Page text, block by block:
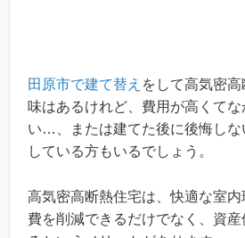
田原市で建て替え をして高気密
味はあるけれど、費用が高くて
い…、または建てた後に後悔しな
している方もいるでしょう。
高気密高断熱住宅は、快適な室
費を削減できるだけでなく、資